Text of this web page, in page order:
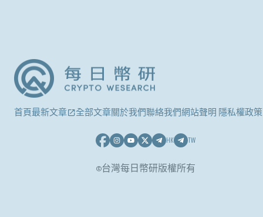
首頁最新文章 全部文章關於我們聯絡我們網站聲明 隱私權政策
HK TW
©台灣每日幣研版權所有